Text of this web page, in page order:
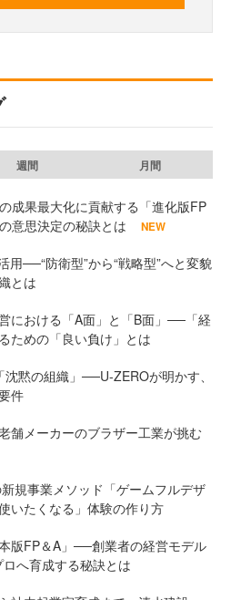
週間 月間
成果最大化に貢献する「進化版FP
意思決定の秘訣とは
NEW
用──“防衛型”から“戦略型”へと変貌
とは
における「A面」と「B面」──「経
ための「良い負け」とは
黙の組織」──U-ZEROが明かす、
件
舗メーカーのブラザー工業が挑む
規事業メソッド「ゲームフルデザ
いたくなる」体験の作り方
版FP＆A」──創業者の経営モデル
へ育成する秘訣とは